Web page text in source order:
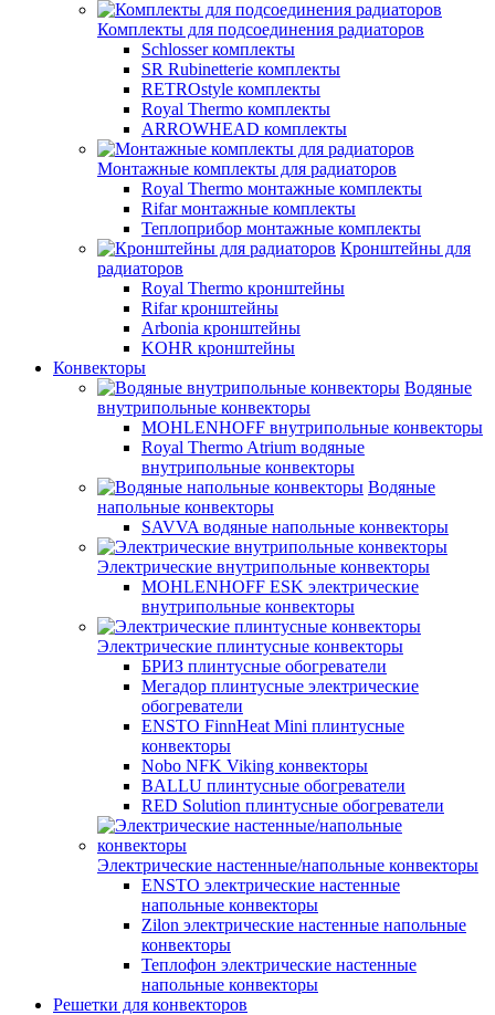
Комплекты для подсоединения радиаторов
Schlosser комплекты
SR Rubinetterie комплекты
RETROstyle комплекты
Royal Thermo комплекты
ARROWHEAD комплекты
Монтажные комплекты для радиаторов
Royal Thermo монтажные комплекты
Rifar монтажные комплекты
Теплоприбор монтажные комплекты
Кронштейны для
радиаторов
Royal Thermo кронштейны
Rifar кронштейны
Arbonia кронштейны
KOHR кронштейны
Конвекторы
Водяные
внутрипольные конвекторы
MOHLENHOFF внутрипольные конвекторы
Royal Thermo Atrium водяные
внутрипольные конвекторы
Водяные
напольные конвекторы
SAVVA водяные напольные конвекторы
Электрические внутрипольные конвекторы
MOHLENHOFF ESK электрические
внутрипольные конвекторы
Электрические плинтусные конвекторы
БРИЗ плинтусные обогреватели
Мегадор плинтусные электрические
обогреватели
ENSTO FinnHeat Mini плинтусные
конвекторы
Nobo NFK Viking конвекторы
BALLU плинтусные обогреватели
RED Solution плинтусные обогреватели
Электрические настенные/напольные конвекторы
ENSTO электрические настенные
напольные конвекторы
Zilon электрические настенные напольные
конвекторы
Теплофон электрические настенные
напольные конвекторы
Решетки для конвекторов